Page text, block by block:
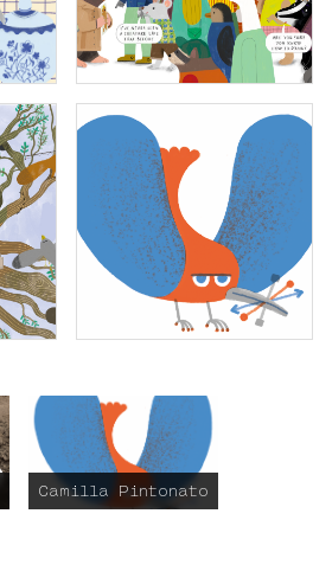
Camilla Pintonato